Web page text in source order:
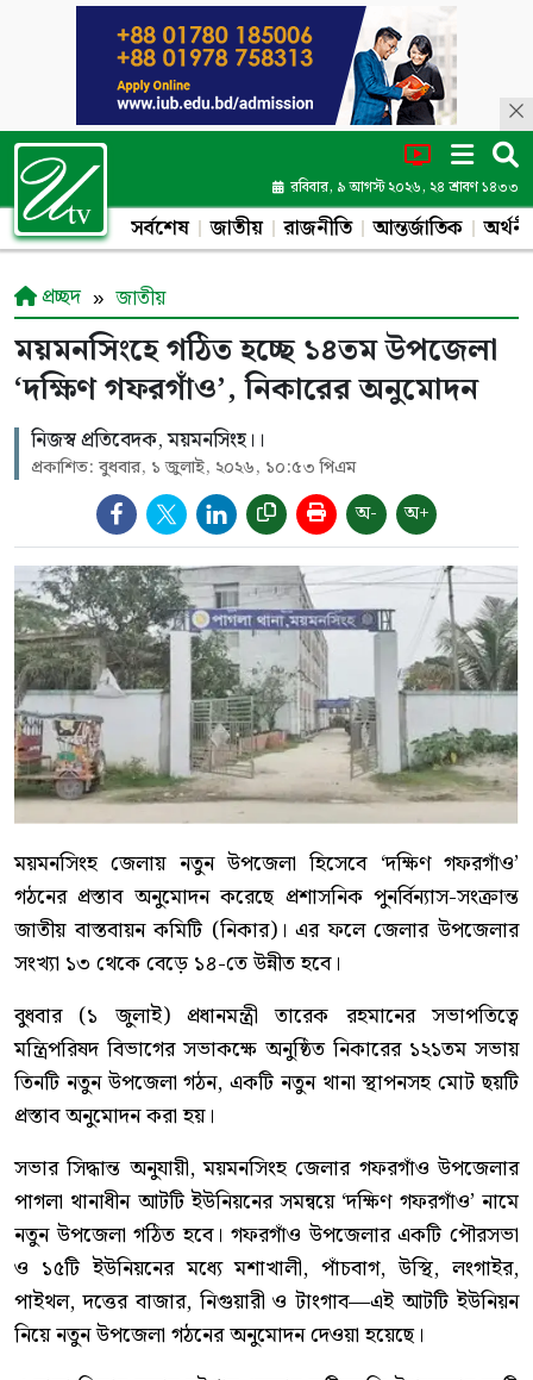
রবিবার, ৯ আগস্ট ২০২৬, ২৪ শ্রাবণ ১৪৩৩
সর্বশেষ জাতীয় রাজনীতি আন্তর্জাতিক
প্রচ্ছদ জাতীয়
ময়মনসিংহে গঠিত হচ্ছে ১৪তম উপজেলা
‘দক্ষিণ গফরগাঁও’, নিকারের অনুমোদন
নিজস্ব প্রতিবেদক, ময়মনসিংহ।।
প্রকাশিত: বুধবার, ১ জুলাই, ২০২৬, ১০:৫৩ পিএম
অ- অ+
ময়মনসিংহ জেলায় নতুন উপজেলা হিসেবে ‘দক্ষিণ গফরগাঁও’
গঠনের প্রস্তাব অনুমোদন করেছে প্রশাসনিক পুনর্বিন্যাস-সংক্রান্ত
জাতীয় বাস্তবায়ন কমিটি (নিকার)। এর ফলে জেলার উপজেলার
সংখ্যা ১৩ থেকে বেড়ে ১৪-তে উন্নীত হবে।
বুধবার (১ জুলাই) প্রধানমন্ত্রী তারেক রহমানের সভাপতিত্বে
মন্ত্রিপরিষদ বিভাগের সভাকক্ষে অনুষ্ঠিত নিকারের ১২১তম সভায়
তিনটি নতুন উপজেলা গঠন, একটি নতুন থানা স্থাপনসহ মোট ছয়টি
প্রস্তাব অনুমোদন করা হয়।
সভার সিদ্ধান্ত অনুযায়ী, ময়মনসিংহ জেলার গফরগাঁও উপজেলার
পাগলা থানাধীন আটটি ইউনিয়নের সমন্বয়ে ‘দক্ষিণ গফরগাঁও’ নামে
নতুন উপজেলা গঠিত হবে। গফরগাঁও উপজেলার একটি পৌরসভা
ও ১৫টি ইউনিয়নের মধ্যে মশাখালী, পাঁচবাগ, উস্থি, লংগাইর,
পাইথল, দত্তের বাজার, নিগুয়ারী ও টাংগাব—এই আটটি ইউনিয়ন
নিয়ে নতুন উপজেলা গঠনের অনুমোদন দেওয়া হয়েছে।